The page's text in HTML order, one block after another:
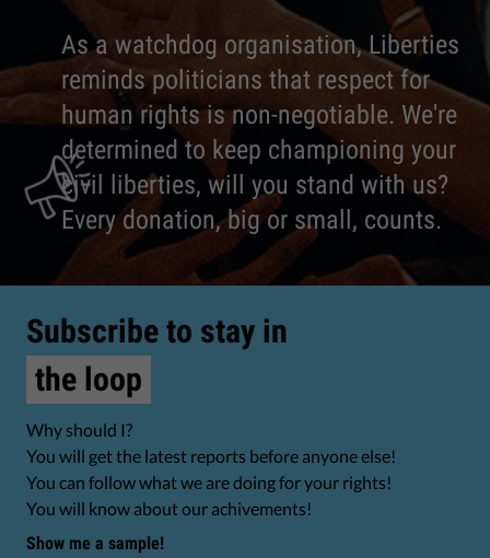
As a watchdog organisation, Liberties
reminds politicians that respect for
human rights is non-negotiable. We're
determined to keep championing your
civil liberties, will you stand with us?
Every donation, big or small, counts.
Subscribe to stay in
the loop
Why should I?
You will get the latest reports before anyone else!
You can follow what we are doing for your rights!
You will know about our achivements!
Show me a sample!